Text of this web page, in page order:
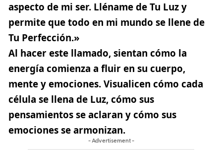
aspecto de mi ser. Lléname de Tu Luz y
permite que todo en mi mundo se llene de
Tu Perfección.»
Al hacer este llamado, sientan cómo la
energía comienza a fluir en su cuerpo,
mente y emociones. Visualicen cómo cada
célula se llena de Luz, cómo sus
pensamientos se aclaran y cómo sus
emociones se armonizan.
- Advertisement -